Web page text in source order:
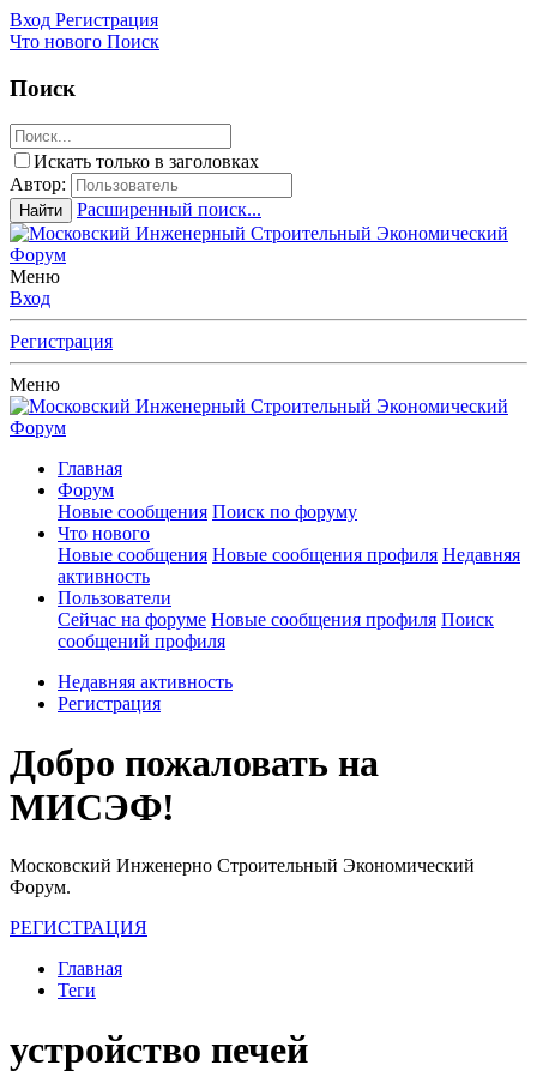
Вход Регистрация
Что нового Поиск
Поиск
Искать только в заголовках
Автор:
Найти Расширенный поиск...
Меню
Вход
Регистрация
Меню
Главная
Форум
Новые сообщения Поиск по форуму
Что нового
Новые сообщения Новые сообщения профиля Недавняя
активность
Пользователи
Сейчас на форуме Новые сообщения профиля Поиск
сообщений профиля
Недавняя активность
Регистрация
Добро пожаловать на
МИСЭФ!
Московский Инженерно Строительный Экономический
Форум.
РЕГИСТРАЦИЯ
Главная
Теги
устройство печей